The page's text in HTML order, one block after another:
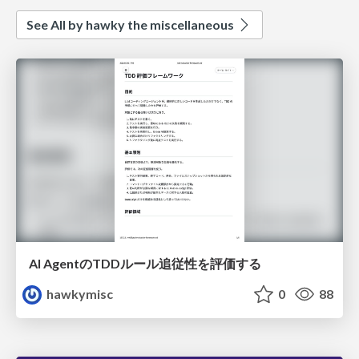
See All by hawky the miscellaneous
AI AgentのTDDルール追従性を評価する
hawkymisc
0 88